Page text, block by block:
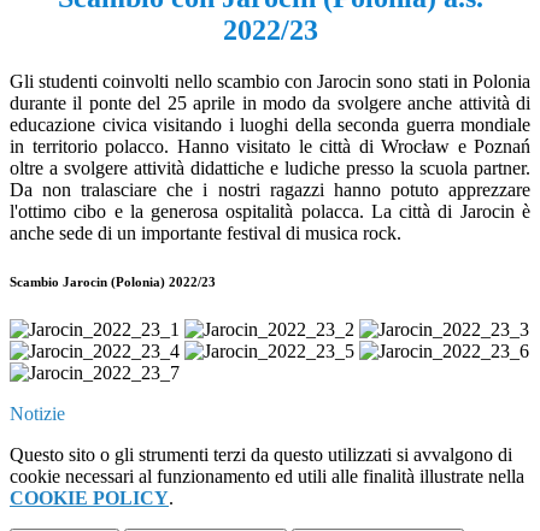
2022/23
Gli studenti coinvolti nello scambio con Jarocin sono stati in Polonia
durante il ponte del 25aprile in modo da svolgere anche attività di
educazione civica visitando i luoghi della seconda guerra mondiale
in territorio polacco. Hanno visitato le città di Wrocław e Poznań
oltre a svolgere attività didattiche e ludiche presso la scuola partner.
Da non tralasciare che i nostri ragazzi hanno potuto apprezzare
l'ottimo cibo e la generosa ospitalità polacca. La città di Jarocin è
anche sede di un importante festival di musica rock.
Scambio Jarocin (Polonia) 2022/23
Notizie
Questo sito o gli strumenti terzi da questo utilizzati si avvalgono di
cookie necessari al funzionamento ed utili alle finalità illustrate nella
COOKIE POLICY.